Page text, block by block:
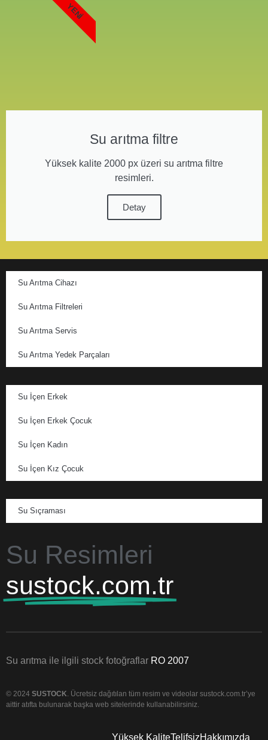
Su arıtma filtre
Yüksek kalite 2000 px üzeri su arıtma filtre
resimleri.
Detay
YENI
Su Arıtma Cihazı
Su Arıtma Filtreleri
Su Arıtma Servis
Su Arıtma Yedek Parçaları
Su İçen Erkek
Su İçen Erkek Çocuk
Su İçen Kadın
Su İçen Kız Çocuk
Su Sıçraması
Su Resimleri
sustock.com.tr
Su arıtma ile ilgili stock fotoğraflar RO 2007
© 2024 SUSTOCK. Ücretsiz dağıtılan tüm resim ve videolar sustock.com.tr’ye
aittir atıfta bulunarak başka web sitelerinde kullanabilirsiniz.
Yüksek KaliteTelifsizHakkımızda